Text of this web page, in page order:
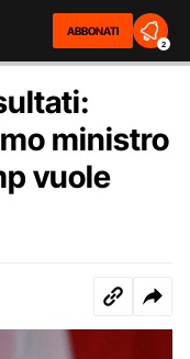
ABBONATI
2
ministro
vuole